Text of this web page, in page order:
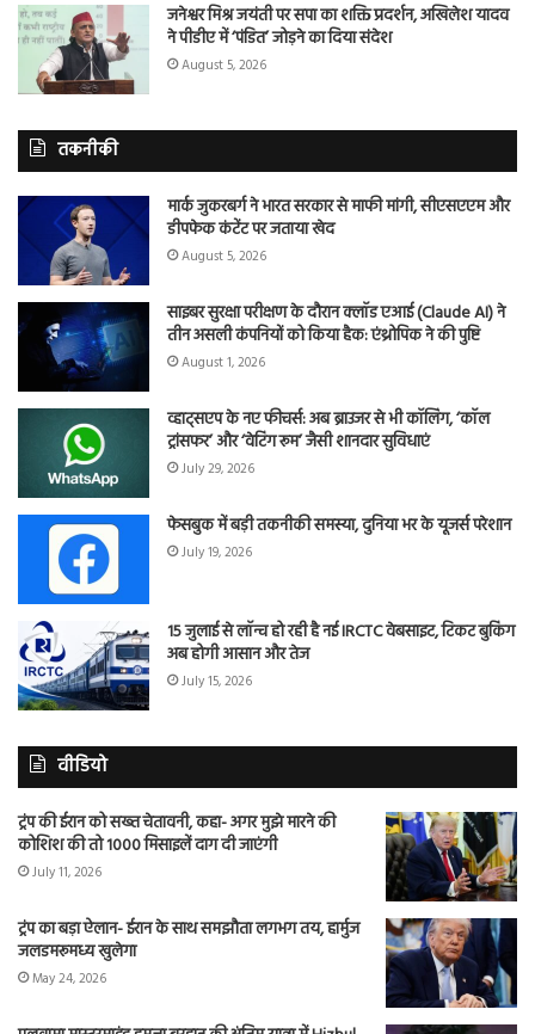
जनेश्वर मिश्र जयंती पर सपा का शक्ति प्रदर्शन, अखिलेश यादव
ने पीडीए में ‘पंडित’ जोड़ने का दिया संदेश
August 5, 2026
तकनीकी
मार्क जुकरबर्ग ने भारत सरकार से माफी मांगी, सीएसएएम और
डीपफेक कंटेंट पर जताया खेद
August 5, 2026
साइबर सुरक्षा परीक्षण के दौरान क्लॉड एआई (Claude AI) ने
तीन असली कंपनियों को किया हैक: एंथ्रोपिक ने की पुष्टि
August 1, 2026
व्हाट्सएप के नए फीचर्स: अब ब्राउजर से भी कॉलिंग, ‘कॉल
ट्रांसफर’ और ‘वेटिंग रूम’ जैसी शानदार सुविधाएं
July 29, 2026
फेसबुक में बड़ी तकनीकी समस्या, दुनिया भर के यूजर्स परेशान
July 19, 2026
15 जुलाई से लॉन्च हो रही है नई IRCTC वेबसाइट, टिकट बुकिंग
अब होगी आसान और तेज
July 15, 2026
वीडियो
ट्रंप की ईरान को सख्त चेतावनी, कहा- अगर मुझे मारने की
कोशिश की तो 1000 मिसाइलें दाग दी जाएंगी
July 11, 2026
ट्रंप का बड़ा ऐलान- ईरान के साथ समझौता लगभग तय, हार्मुज
जलडमरूमध्य खुलेगा
May 24, 2026